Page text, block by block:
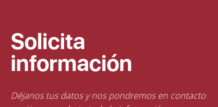
Solicita
información
Déjanos tus datos y nos pondremos en contacto